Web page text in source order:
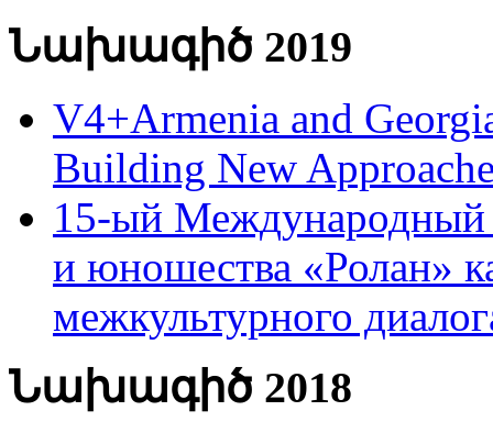
Նախագիծ 2019
V4+Armenia and
Building New
15-ый Международный
и юношества «Ролан»
межкультурного
Նախագիծ 2018